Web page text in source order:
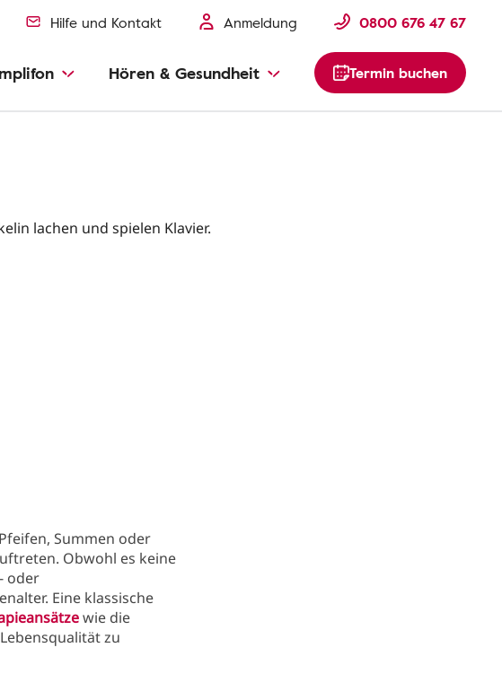
Hilfe und Kontakt Anmeldung 0800 676 47 67
Hören & Gesundheit Termin buchen
Summen oder
Obwohl es keine
oder
Eine klassische
wie die
zu